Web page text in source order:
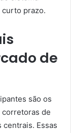
prazo.
de
são os
de
Essas